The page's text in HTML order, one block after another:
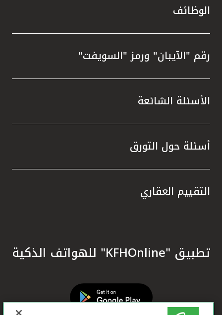
الوظائف
رقم "الآيبان" ورمز "السويفت"
الأسئلة الشائعة
أسئلة حول التورق
التقييم العقاري
تطبيق "KFHOnline" للهواتف الذكية